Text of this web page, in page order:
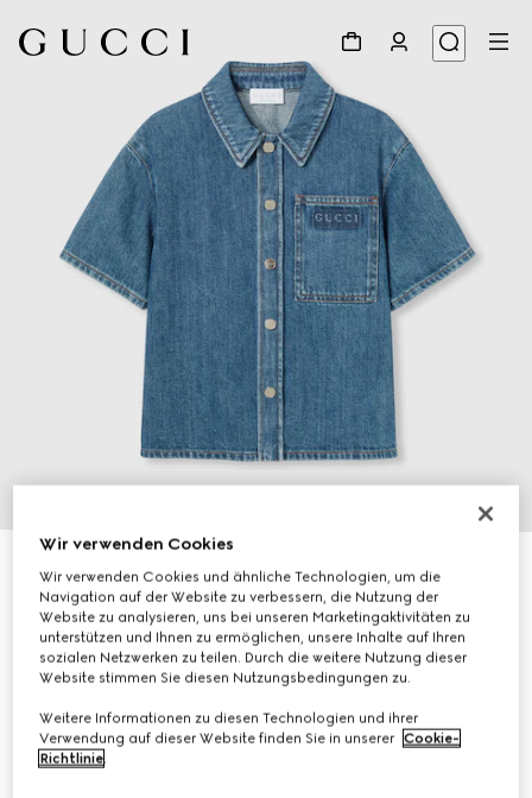
Kinderhemd aus Denim mit gelasertem Detail
€ 490
Wir verwenden Cookies
Wir verwenden Cookies und ähnliche Technologien, um die
Navigation auf der Website zu verbessern, die Nutzung der
Website zu analysieren, uns bei unseren Marketingaktivitäten zu
unterstützen und Ihnen zu ermöglichen, unsere Inhalte auf Ihren
sozialen Netzwerken zu teilen. Durch die weitere Nutzung dieser
Website stimmen Sie diesen Nutzungsbedingungen zu.
Weitere Informationen zu diesen Technologien und ihrer
Verwendung auf dieser Website finden Sie in unserer Cookie-
Richtlinie.